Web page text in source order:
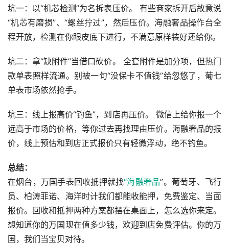
坑一：以“机芯检测”为名拆表压价。 有些商家拆开后故意说
“机芯有磨损”、“螺丝拧过”，然后压价。海融奢品操作台全
程开放，检测在你眼皮底下进行，不满意原样装好还给你。
坑二：拿“缺附件”当借口砍价。 全套附件是加分项，但热门
款单表照样流通。别被一句“没保卡不值钱”给忽悠了，葡七
单表市场依然抢手。
坑三：线上报高价“钓鱼”，到店再压价。 微信上给你报一个
远高于市场的价格，等你过去再找理由压价。海融奢品的报
价，线上预估和到店正式报价只有轻微浮动，绝不钓鱼。
总结：
在烟台，万国手表回收抵押就找“海融奢品”。葡萄牙、飞行
员、柏涛菲诺、海洋时计我们都能收能押，免费鉴定、当面
报价。回收和抵押两种方案都摆在桌面上，怎么选你来定。
想知道你的万国现在值多少钱，欢迎到店免费评估。你的万
国，我们当宝贝对待。